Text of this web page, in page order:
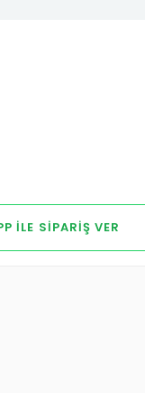
ILE SIPARIŞ VER